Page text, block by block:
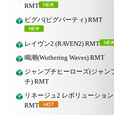
RMT
ピグパ(ピグパーティ) RMT
レイヴン2 (RAVEN2) RMT
鳴潮(Wuthering Waves) RMT
ジャンプチヒーローズ(ジャン
チ) RMT
リネージュ2 レボリューション
RMT